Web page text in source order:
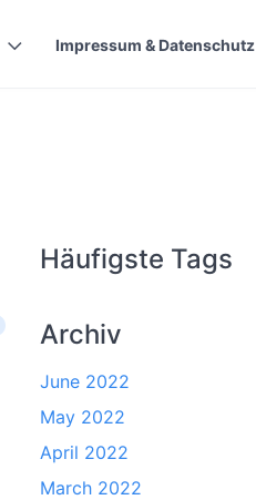
Impressum & Datenschutz
Häufigste Tags
Archiv
June 2022
May 2022
April 2022
March 2022